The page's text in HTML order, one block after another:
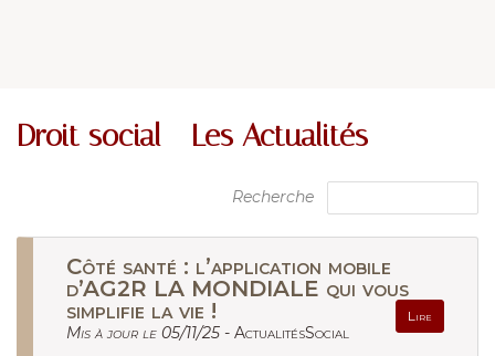
Droit social - Les Actualités
Recherche
Côté santé : l’application mobile
d’AG2R LA MONDIALE qui vous
simplifie la vie !
Lire
Mis à jour le 05/11/25 - ActualitésSocial